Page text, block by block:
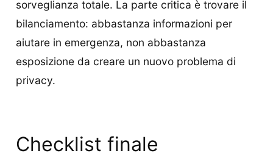
sorveglianza totale. La parte critica è trovare il
bilanciamento: abbastanza informazioni per
aiutare in emergenza, non abbastanza
esposizione da creare un nuovo problema di
privacy.
Checklist finale